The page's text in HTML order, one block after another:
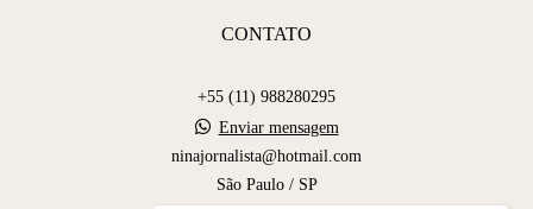
CONTATO
+55 (11) 988280295
Enviar mensagem
ninajornalista@hotmail.com
São Paulo / SP